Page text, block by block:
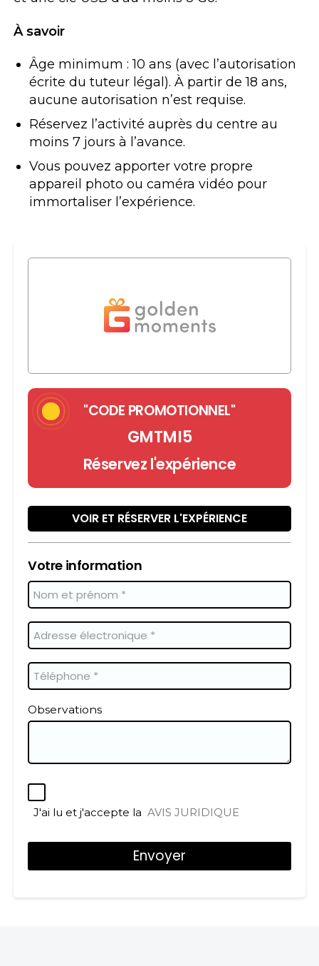
À savoir
Âge minimum : 10 ans (avec l’autorisation
écrite du tuteur légal). À partir de 18 ans,
aucune autorisation n’est requise.
Réservez l’activité auprès du centre au
moins 7 jours à l’avance.
Vous pouvez apporter votre propre
appareil photo ou caméra vidéo pour
immortaliser l’expérience.
"CODE PROMOTIONNEL"
GMTMI5
Réservez l'expérience
VOIR ET RÉSERVER L'EXPÉRIENCE
Votre information
Observations
J'ai lu et j'accepte la AVIS JURIDIQUE